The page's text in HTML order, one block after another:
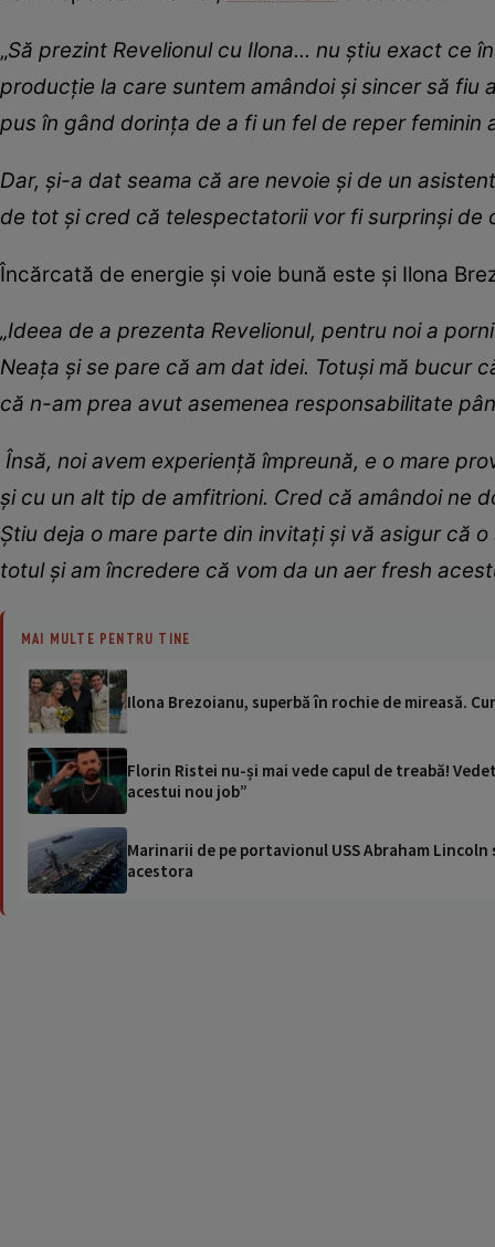
„Să prezint Revelionul cu Ilona... nu știu exact ce
producție la care suntem amândoi și sincer să
pus în gând dorința de a fi un fel de reper feminin
Dar, și-a dat seama că are nevoie și de un
de tot și cred că telespectatorii vor fi surprinși de
Încărcată de energie și voie bună este și Ilona
„Ideea de a prezenta Revelionul, pentru noi a
Neața și se pare că am dat idei. Totuși mă bucur
că n-am prea avut asemenea responsabilitate
Însă, noi avem experiență împreună, e o mare
și cu un alt tip de amfitrioni. Cred că amândoi ne
Știu deja o mare parte din invitați și vă asigur că
totul și am încredere că vom da un aer fresh
MAI MULTE PENTRU TINE
Ilona Brezoianu, superbă în rochie de mireasă.
Florin Ristei nu-și mai vede capul de treabă!
acestui nou job”
Marinarii de pe portavionul USS Abraham
acestora